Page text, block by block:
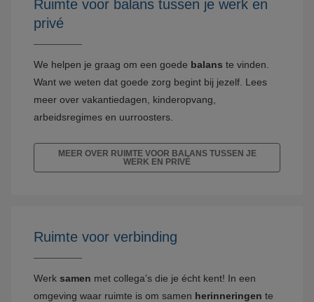
Ruimte voor balans tussen je werk en
privé
We helpen je graag om een goede balans te vinden.
Want we weten dat goede zorg begint bij jezelf. Lees
meer over vakantiedagen, kinderopvang,
arbeidsregimes en uurroosters.
MEER OVER RUIMTE VOOR BALANS TUSSEN JE
WERK EN PRIVÉ
Ruimte voor verbinding
Werk samen met collega’s die je écht kent! In een
omgeving waar ruimte is om samen herinneringen te